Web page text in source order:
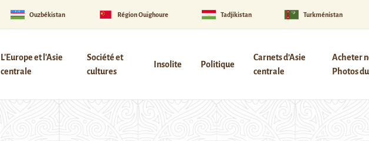
Ouzbékistan Région Ouïghoure Tadjikistan Turkménistan
L'Europe et l'Asie
centrale
Société et
cultures
Insolite Politique
Carnets d’Asie
centrale
Acheter
Photos